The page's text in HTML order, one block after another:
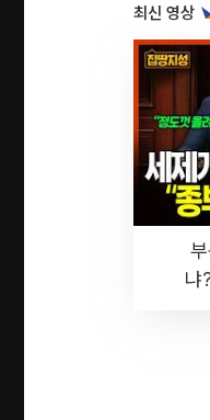
최신 영상
냐